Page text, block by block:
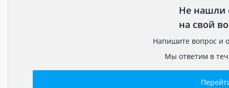
Не нашли
на свой
Напишите вопрос и
Мы ответим в